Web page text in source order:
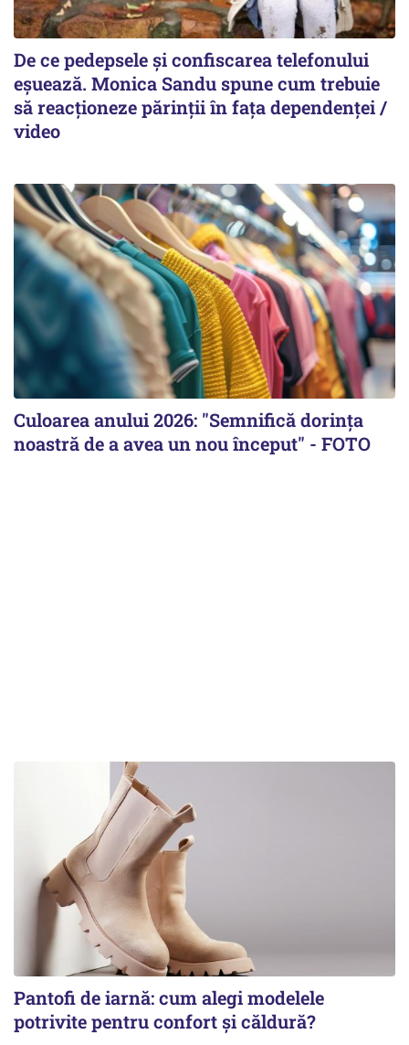
De ce pedepsele și confiscarea telefonului
eșuează. Monica Sandu spune cum trebuie
să reacționeze părinții în fața dependenței /
video
Culoarea anului 2026: "Semnifică dorința
noastră de a avea un nou început" - FOTO
Pantofi de iarnă: cum alegi modelele
potrivite pentru confort și căldură?